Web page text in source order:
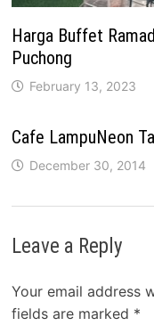
Harga Buffet
Puchong
February 13, 2023
Cafe LampuNeon
December 30, 2014
Leave a Reply
Your email address
fields are marked *